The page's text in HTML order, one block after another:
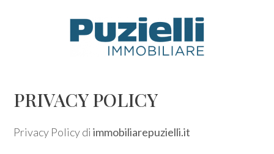
PRIVACY POLICY
Privacy Policy diimmobiliarepuzielli.it
HOME
AGENZIA
Contratto
Qualsiasi